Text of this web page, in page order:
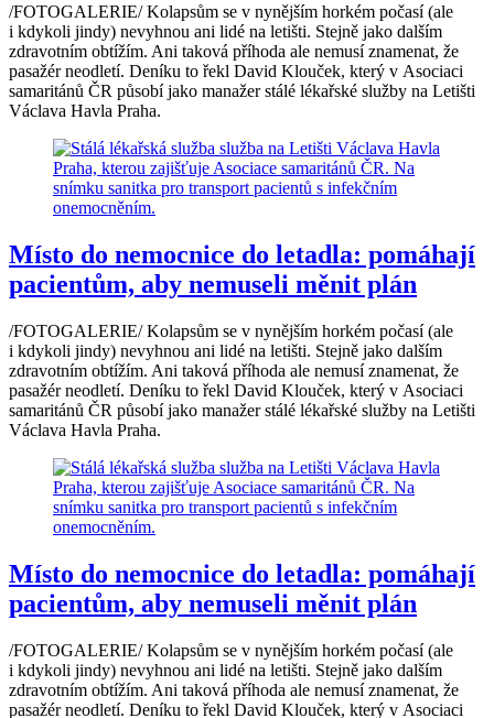
/FOTOGALERIE/ Kolapsům se v nynějším horkém počasí (ale
i kdykoli jindy) nevyhnou ani lidé na letišti. Stejně jako dalším
zdravotním obtížím. Ani taková příhoda ale nemusí znamenat, že
pasažér neodletí. Deníku to řekl David Klouček, který v Asociaci
samaritánů ČR působí jako manažer stálé lékařské služby na Letišti
Václava Havla Praha.
Místo do nemocnice do letadla: pomáhají
pacientům, aby nemuseli měnit plán
/FOTOGALERIE/ Kolapsům se v nynějším horkém počasí (ale
i kdykoli jindy) nevyhnou ani lidé na letišti. Stejně jako dalším
zdravotním obtížím. Ani taková příhoda ale nemusí znamenat, že
pasažér neodletí. Deníku to řekl David Klouček, který v Asociaci
samaritánů ČR působí jako manažer stálé lékařské služby na Letišti
Václava Havla Praha.
Místo do nemocnice do letadla: pomáhají
pacientům, aby nemuseli měnit plán
/FOTOGALERIE/ Kolapsům se v nynějším horkém počasí (ale
i kdykoli jindy) nevyhnou ani lidé na letišti. Stejně jako dalším
zdravotním obtížím. Ani taková příhoda ale nemusí znamenat, že
pasažér neodletí. Deníku to řekl David Klouček, který v Asociaci